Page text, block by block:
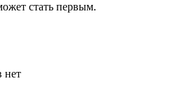
стать первым.
нет